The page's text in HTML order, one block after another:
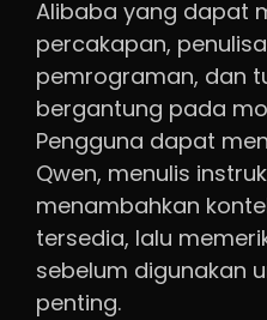
Alibaba yang dapat
percakapan,
pemrograman, dan
bergantung pada
Pengguna dapat
Qwen, menulis
menambahkan
tersedia, lalu
sebelum digunakan
penting.